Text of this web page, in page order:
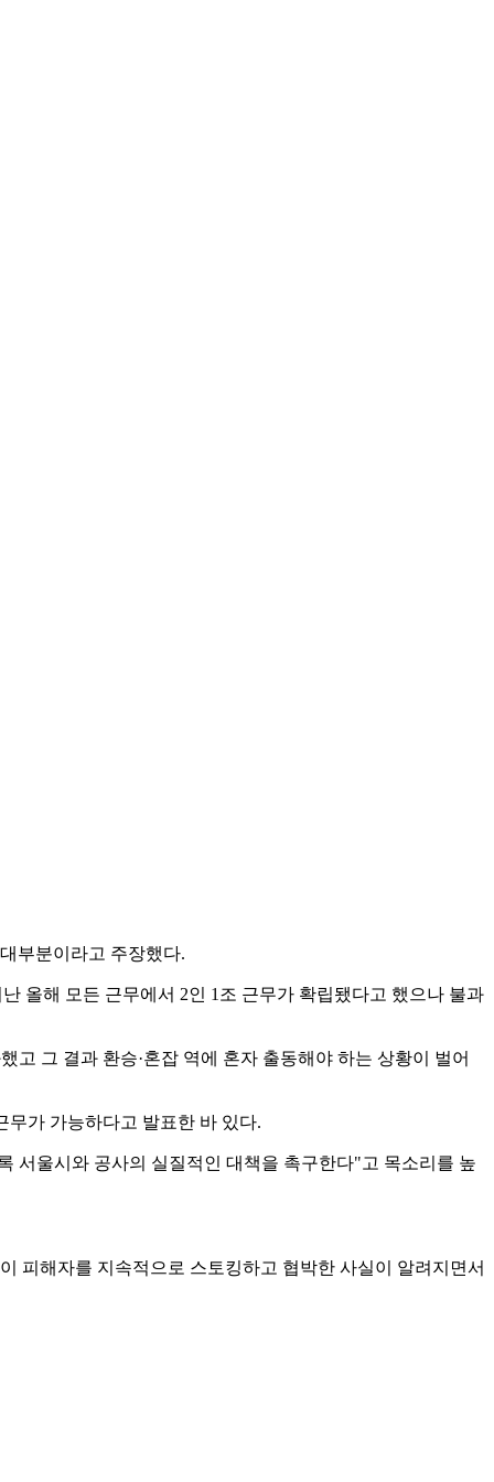
부분이라고 주장했다.
올해 모든 근무에서 2인 1조 근무가 확립됐다고 했으나 불과
그 결과 환승·혼잡 역에 혼자 출동해야 하는 상황이 벌어
무가 가능하다고 발표한 바 있다.
서울시와 공사의 실질적인 대책을 촉구한다"고 목소리를 높
피해자를 지속적으로 스토킹하고 협박한 사실이 알려지면서